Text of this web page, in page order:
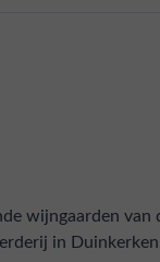
wijngaarden van
in